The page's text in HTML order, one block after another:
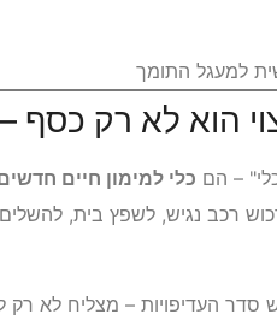
למעגל התומך
הוא לא רק כסף –
– הם כלי למימון חיים
רכב נגיש, לשפץ בית,
העדיפויות – מצליח לא רק